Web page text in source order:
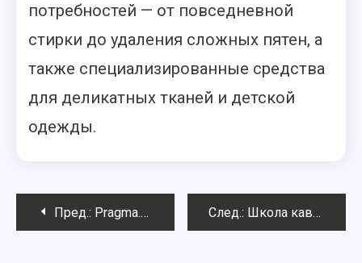
потребностей — от повседневной
стирки до удаления сложных пятен, а
также специализированные средства
для деликатных тканей и детской
одежды.
Навигация
Пред.: Pragma.me: удобная платформа для онлайн-знакомств След.: Школа кавказских танцев «Джигит»: Погружение в мир традиций и ритмов